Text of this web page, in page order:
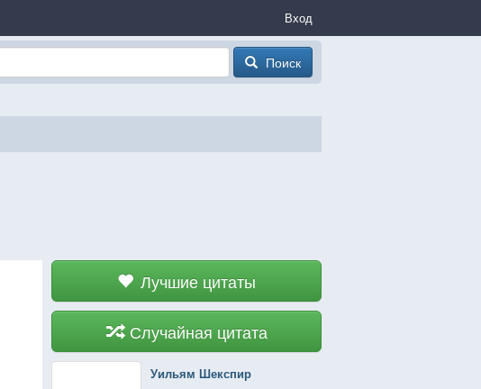
Вход
Поиск
Лучшие цитаты
Случайная цитата
Уильям Шекспир